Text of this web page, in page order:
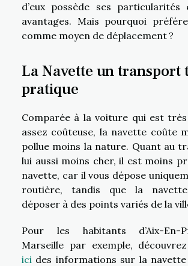
d’eux possède ses
avantages. Mais pourquoi
comme moyen de déplacement ?
La Navette un transport
pratique
Comparée à la voiture qui est
assez coûteuse, la navette coûte
pollue moins la nature. Quant au
lui aussi moins cher, il est moins
navette, car il vous dépose
routière, tandis que la
déposer à des points variés de la
Pour les habitants d’Aix-En-
Marseille par exemple, découvrez
ici des informations sur la